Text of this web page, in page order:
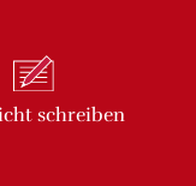
schreiben